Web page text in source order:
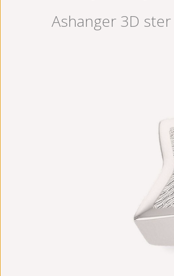
Ashanger 3D